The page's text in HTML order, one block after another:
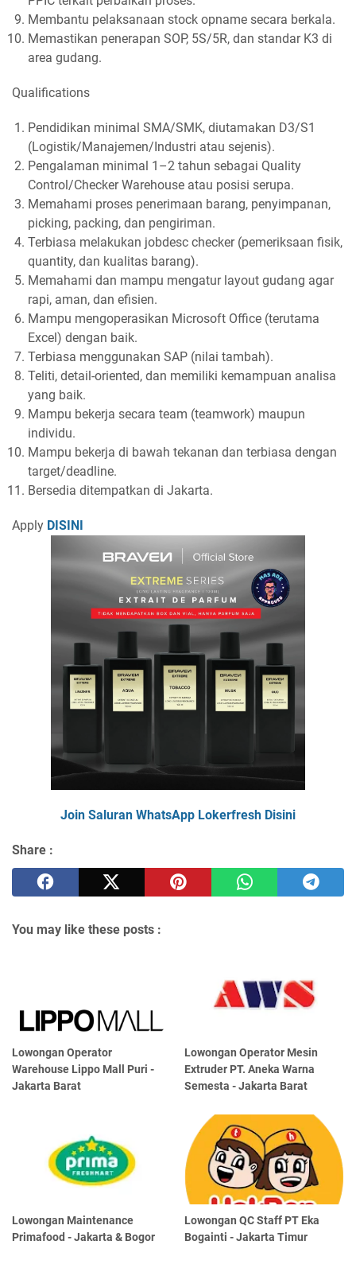
Membantu pelaksanaan stock opname secara berkala.
Memastikan penerapan SOP, 5S/5R, dan standar K3 di
area gudang.
Qualifications
Pendidikan minimal SMA/SMK, diutamakan D3/S1
(Logistik/Manajemen/Industri atau sejenis).
Pengalaman minimal 1–2 tahun sebagai Quality
Control/Checker Warehouse atau posisi serupa.
Memahami proses penerimaan barang, penyimpanan,
picking, packing, dan pengiriman.
Terbiasa melakukan jobdesc checker (pemeriksaan fisik,
quantity, dan kualitas barang).
Memahami dan mampu mengatur layout gudang agar
rapi, aman, dan efisien.
Mampu mengoperasikan Microsoft Office (terutama
Excel) dengan baik.
Terbiasa menggunakan SAP (nilai tambah).
Teliti, detail-oriented, dan memiliki kemampuan analisa
yang baik.
Mampu bekerja secara team (teamwork) maupun
individu.
Mampu bekerja di bawah tekanan dan terbiasa dengan
target/deadline.
Bersedia ditempatkan di Jakarta.
Apply DISINI
Join Saluran WhatsApp Lokerfresh Disini
Share :
You may like these posts :
Lowongan Operator
Warehouse Lippo Mall Puri -
Jakarta Barat
Lowongan Operator Mesin
Extruder PT. Aneka Warna
Semesta - Jakarta Barat
Lowongan Maintenance
Primafood - Jakarta & Bogor
Lowongan QC Staff PT Eka
Bogainti - Jakarta Timur